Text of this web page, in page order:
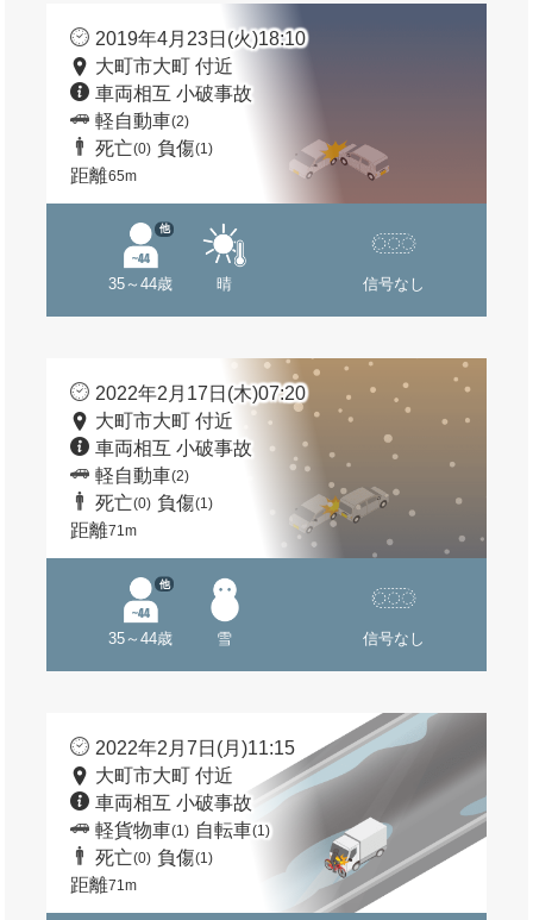
2019年4月23日(火)18:10
大町市大町 付近
車両相互 小破事故
軽自動車(2)
死亡(0) 負傷(1)
距離65m
35～44歳
他
晴 信号なし
2022年2月17日(木)07:20
大町市大町 付近
車両相互 小破事故
軽自動車(2)
死亡(0) 負傷(1)
距離71m
35～44歳
他
雪 信号なし
2022年2月7日(月)11:15
大町市大町 付近
車両相互 小破事故
軽貨物車(1) 自転車(1)
死亡(0) 負傷(1)
距離71m